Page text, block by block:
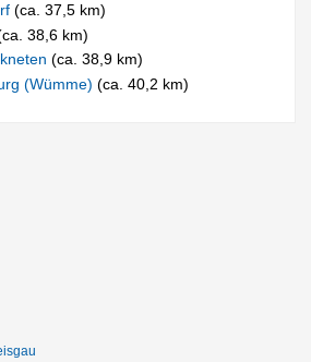
(ca. 37,5 km)
38,6 km)
(ca. 38,9 km)
(Wümme)(ca. 40,2 km)